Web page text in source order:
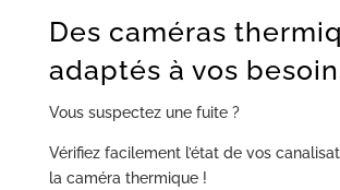
Des caméras
adaptés à vos
Vous suspectez une fuite ?
Vérifiez facilement l’état de vos
la caméra thermique !